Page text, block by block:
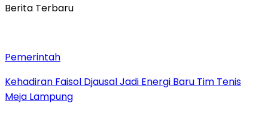
Berita Terbaru
Pemerintah
Kehadiran Faisol Djausal Jadi Energi Baru Tim Tenis
Meja Lampung